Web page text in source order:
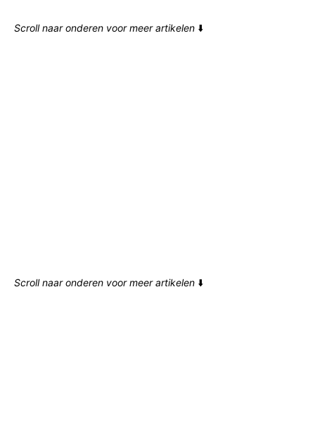
Scroll naar onderen voor meer artikelen ⬇️
Scroll naar onderen voor meer artikelen ⬇️